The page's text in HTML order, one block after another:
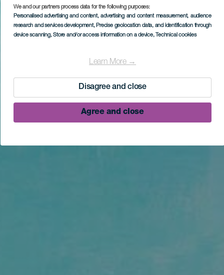
We and our partners process data for the following purposes:
Personalised advertising and content, advertising and content measurement, audience
research and services development, Precise geolocation data, and identification through
device scanning, Store and/or access information on a device, Technical cookies
Learn More →
Disagree and close
Agree and close